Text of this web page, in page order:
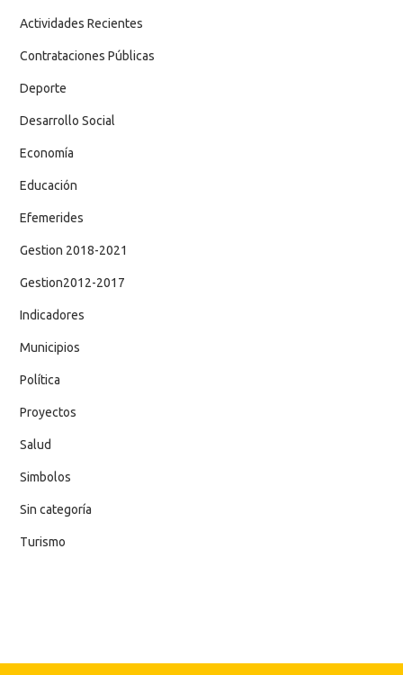
Actividades Recientes
Contrataciones Públicas
Deporte
Desarrollo Social
Economía
Educación
Efemerides
Gestion 2018-2021
Gestion2012-2017
Indicadores
Municipios
Política
Proyectos
Salud
Simbolos
Sin categoría
Turismo